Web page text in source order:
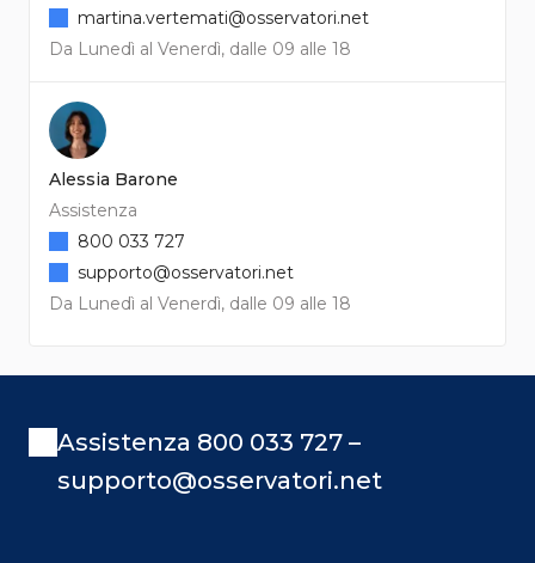
Da Lunedì al Venerdì, dalle 09 alle 18
martina.vertemati@osservatori.net
Alessia Barone
Assistenza
Da Lunedì al Venerdì, dalle 09 alle 18
800 033 727
supporto@osservatori.net
Assistenza 800 033 727 –
supporto@osservatori.net